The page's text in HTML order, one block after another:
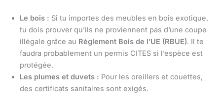
Le bois : Si tu importes des meubles en bois exotique,
tu dois prouver qu’ils ne proviennent pas d’une coupe
illégale grâce au Règlement Bois de l’UE (RBUE). Il te
faudra probablement un permis CITES si l’espèce est
protégée.
Les plumes et duvets : Pour les oreillers et couettes,
des certificats sanitaires sont exigés.